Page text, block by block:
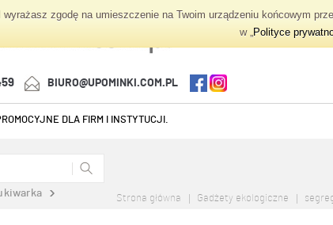
zgodę na umieszczenie na Twoim urządzeniu końcowym
w „Polityce
BIURO@UPOMINKI.COM.PL
DLA FIRM I INSTYTUCJI.
Strona główna Gadżety ekologiczne